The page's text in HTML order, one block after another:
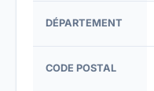
DÉPARTEMENT
CODE POSTAL